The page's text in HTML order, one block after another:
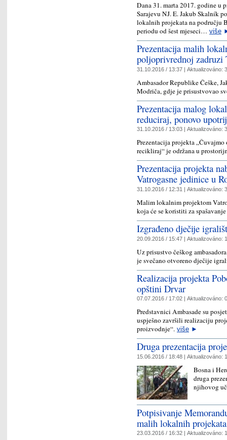
Dana 31. marta 2017. godine u
Sarajevu NJ. E. Jakub Skalník
lokalnih projekata na području
periodu od šest mjeseci… više
Prezentacija malih
poljoprivrednoj
31.10.2016 / 13:37 | Aktualizováno:
Ambasador Republike Češke,
Modriča, gdje je prisustvovao
Prezentacija malog
reduciraj, ponovo
31.10.2016 / 13:03 | Aktualizováno:
Prezentacija projekta
recikliraj“ je održana u
Prezentacija projekta
Vatrogasne jedinice u
31.10.2016 / 12:31 | Aktualizováno:
Malim lokalnim projektom
koja će se koristiti za
Izgrađeno dječije
20.09.2016 / 15:47 | Aktualizováno:
Uz prisustvo češkog
je svečano otvoreno dječije
Realizacija projekta
opštini Drvar
07.07.2016 / 17:02 | Aktualizováno:
Predstavnici Ambasade su
uspješno završili realizaciju
proizvodnje“. više ►
Druga prezentacija
15.06.2016 / 18:48 | Aktualizováno:
Bosna i
druga
njihovog
Potpisivanje
malih lokalnih
23.03.2016 / 16:32 | Aktualizováno: